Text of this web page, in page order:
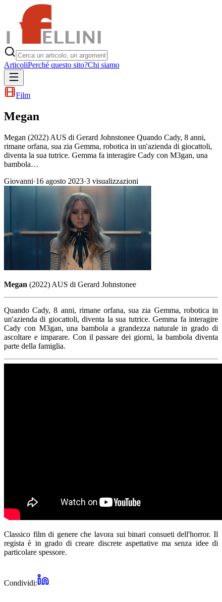
ArticoliPerché questo sito?Chi siamo
Film
Megan
Megan (2022) AUS di Gerard Johnstonee Quando Cady, 8 anni,
rimane orfana, sua zia Gemma, robotica in un'azienda di giocattoli,
diventa la sua tutrice. Gemma fa interagire Cady con M3gan, una
bambola…
Giovanni·16 agosto 2023·3 visualizzazioni
Megan (2022) AUS di Gerard Johnstonee
Quando Cady, 8 anni, rimane orfana, sua zia Gemma, robotica in
un'azienda di giocattoli, diventa la sua tutrice. Gemma fa interagire
Cady con M3gan, una bambola a grandezza naturale in grado di
ascoltare e imparare. Con il passare dei giorni, la bambola diventa
parte della famiglia.
Classico film di genere che lavora sui binari consueti dell'horror. Il
regista è in grado di creare discrete aspettative ma senza idee di
particolare spessore.
Condividi: